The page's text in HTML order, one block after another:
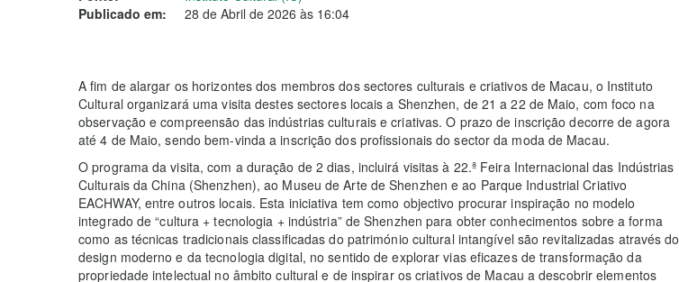
Publicado em:
28 de Abril de 2026 às 16:04
A fim de alargar os horizontes dos membros dos sectores culturais e criativos de Macau, o Instituto
Cultural organizará uma visita destes sectores locais a Shenzhen, de 21 a 22 de Maio, com foco na
observação e compreensão das indústrias culturais e criativas. O prazo de inscrição decorre de agora
até 4 de Maio, sendo bem-vinda a inscrição dos profissionais do sector da moda de Macau.
O programa da visita, com a duração de 2 dias, incluirá visitas à 22.ª Feira Internacional das Indústrias
Culturais da China (Shenzhen), ao Museu de Arte de Shenzhen e ao Parque Industrial Criativo
EACHWAY, entre outros locais. Esta iniciativa tem como objectivo procurar inspiração no modelo
integrado de “cultura + tecnologia + indústria” de Shenzhen para obter conhecimentos sobre a forma
como as técnicas tradicionais classificadas do património cultural intangível são revitalizadas através do
design moderno e da tecnologia digital, no sentido de explorar vias eficazes de transformação da
propriedade intelectual no âmbito cultural e de inspirar os criativos de Macau a descobrir elementos